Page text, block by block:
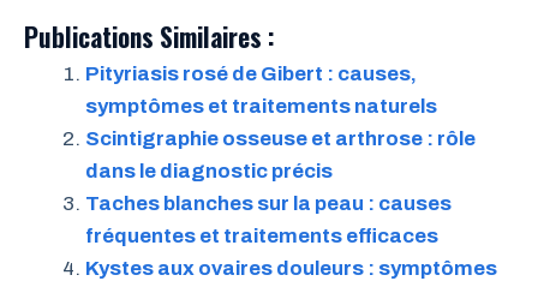
Publications Similaires :
Pityriasis rosé de Gibert : causes,
symptômes et traitements naturels
Scintigraphie osseuse et arthrose : rôle
dans le diagnostic précis
Taches blanches sur la peau : causes
fréquentes et traitements efficaces
Kystes aux ovaires douleurs : symptômes